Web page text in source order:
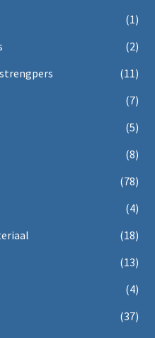
(1)
(2)
(11)
(7)
(5)
(8)
(78)
(4)
(18)
(13)
(4)
(37)